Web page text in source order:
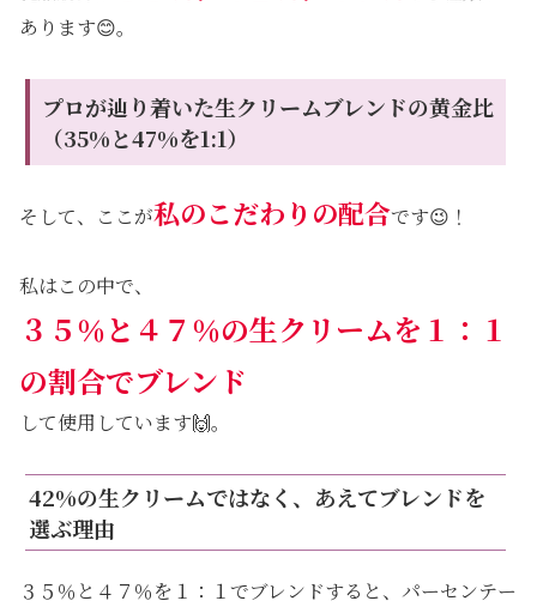
あります😊。
プロが辿り着いた生クリームブレンドの黄金比
（35%と47%を1:1）
そして、ここが私のこだわりの配合です😉！
私はこの中で、
３５％と４７％の生クリームを１：１
の割合でブレンド
して使用しています🙌。
42%の生クリームではなく、あえてブレンドを
選ぶ理由
３５％と４７％を１：１でブレンドすると、パーセンテー